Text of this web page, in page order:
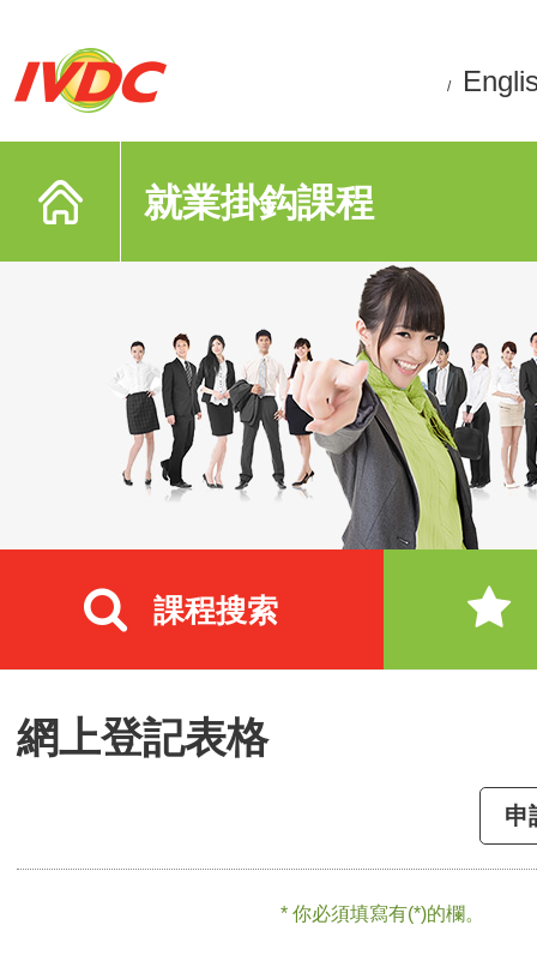
/
就業掛鈎課程
課程搜索
網上登記表格
申
* 你必須填寫有(*)的欄。